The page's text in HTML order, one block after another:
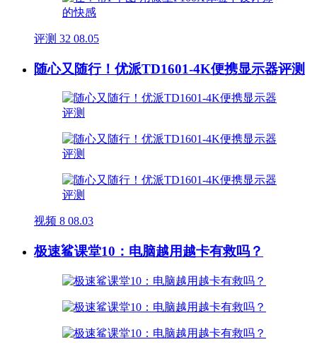
评测 32 08.05
随心又随行！优派TD1601-4K便携显示器评测
视频 8 08.03
极速鲨课堂10：电脑越用越卡有救吗？